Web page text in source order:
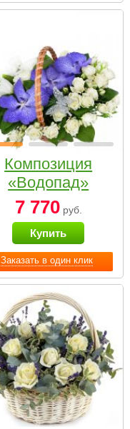
Заказать в один клик
Композиция
«Водопад»
7 770руб.
Купить